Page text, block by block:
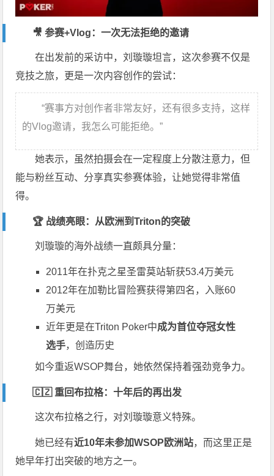
🎥 参赛+Vlog：一次无法拒绝的邀请
在出发前的采访中，刘璇璇坦言，这次参赛不仅是
竞技之旅，更是一次内容创作的尝试：
“赛事方对创作者非常友好，还有很多支持，这样
的Vlog邀请，我怎么可能拒绝。”
她表示，虽然拍摄会在一定程度上分散注意力，但
能与粉丝互动、分享真实参赛体验，让她觉得非常值
得。
🏆 战绩亮眼：从欧洲到Triton的突破
刘璇璇的海外战绩一直颇具分量：
2011年在扑克之星圣雷莫站斩获53.4万美元
2012年在加勒比冒险赛获得第四名，入账60
万美元
近年更是在Triton Poker中成为首位夺冠女性
选手，创造历史
如今重返WSOP舞台，她依然保持着强劲竞争力。
🇨🇿 重回布拉格：十年后的再出发
这次布拉格之行，对刘璇璇意义特殊。
她已经有近10年未参加WSOP欧洲站，而这里正是
她早年打出突破的地方之一。